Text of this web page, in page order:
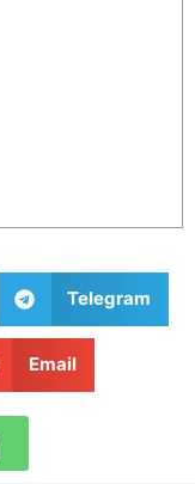
Telegram
Email